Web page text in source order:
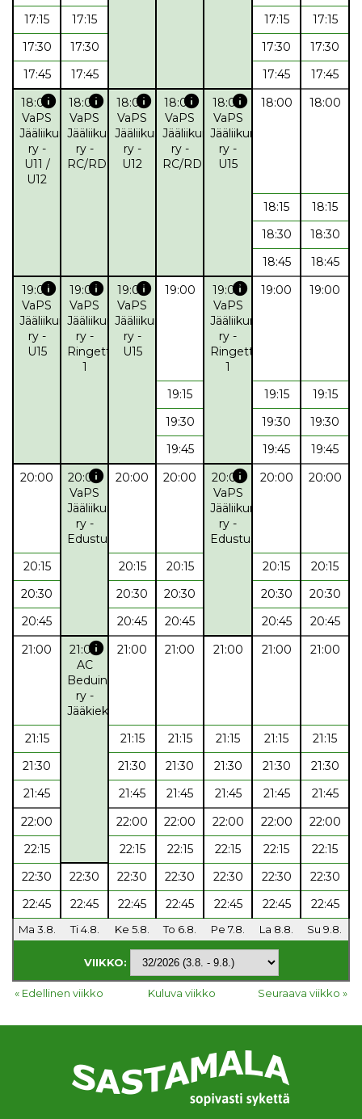
17:15 17:15 17:15
17:15
17:30
17:30 17:30
17:30
17:45
17:45 17:45
17:45
18:00info
VaPS
Jääliikunta
ry -
U11 /
U12
18:00info
VaPS
Jääliikunta
ry -
RC/RD
18:00info
VaPS
Jääliikunta
ry -
U12
18:00info
VaPS
Jääliikunta
ry -
RC/RD
18:00info
VaPS
Jääliikunta
ry -
U15
18:00 18:00
18:15
18:15
18:30
18:30
18:45
18:45
19:00info
VaPS
Jääliikunta
ry -
U15
19:00info
VaPS
Jääliikunta
ry -
Ringette
1
19:00info
VaPS
Jääliikunta
ry -
U15
19:00 19:00info
VaPS
Jääliikunta
ry -
Ringette
1
19:00 19:00
19:15 19:15
19:15
19:30
19:30
19:30
19:45
19:45
19:45
20:00
20:00info
VaPS
Jääliikunta
ry -
Edustus
20:00 20:00 20:00info
VaPS
Jääliikunta
ry -
Edustus
20:00 20:00
20:15 20:15 20:15 20:15
20:15
20:30
20:30 20:30 20:30
20:30
20:45
20:45 20:45 20:45
20:45
21:00
21:00info
AC
Beduins
ry -
Jääkiekko
21:00 21:00 21:00 21:00 21:00
21:15 21:15 21:15 21:15 21:15
21:15
21:30
21:30 21:30 21:30 21:30
21:30
21:45
21:45 21:45 21:45 21:45
21:45
22:00
22:00 22:00 22:00 22:00
22:00
22:15
22:15 22:15 22:15 22:15
22:15
22:30
22:30 22:30 22:30 22:30 22:30
22:30
22:45
22:45 22:45 22:45 22:45 22:45 22:45
Ma 3.8. Ti 4.8. Ke 5.8. To 6.8. Pe 7.8. La 8.8. Su 9.8.
VIIKKO:
« Edellinen viikko Kuluva viikko Seuraava viikko »